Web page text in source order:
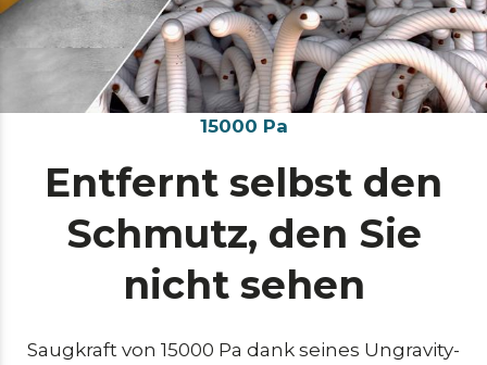
15000 Pa
Entfernt selbst den
Schmutz, den Sie
nicht sehen
Saugkraft von 15000 Pa dank seines Ungravity-